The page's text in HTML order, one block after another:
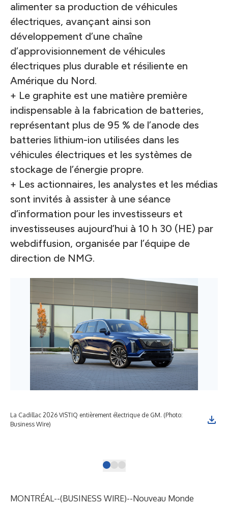
alimenter sa production de véhicules
électriques, avançant ainsi son
développement d’une chaîne
d’approvisionnement de véhicules
électriques plus durable et résiliente en
Amérique du Nord.
+ Le graphite est une matière première
indispensable à la fabrication de batteries,
représentant plus de 95 % de l’anode des
batteries lithium-ion utilisées dans les
véhicules électriques et les systèmes de
stockage de l’énergie propre.
+ Les actionnaires, les analystes et les médias
sont invités à assister à une séance
d’information pour les investisseurs et
investisseuses aujourd’hui à 10 h 30 (HE) par
webdiffusion, organisée par l’équipe de
direction de NMG.
La Cadillac 2026 VISTIQ entièrement électrique de GM. (Photo:
Business Wire)
MONTRÉAL--(BUSINESS WIRE)--Nouveau Monde